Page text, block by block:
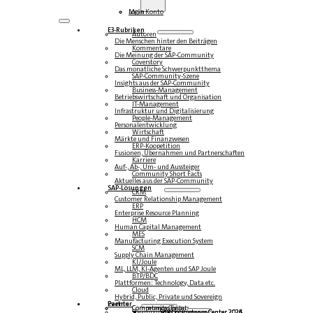
Login
Mein Konto
E3-RubrikenAutoren
Die Menschen hinter den Beiträgen
Kommentare
Die Meinung der SAP-Community
Coverstory
Das monatliche Schwerpunktthema
SAP-Community-Szene
Insights aus der SAP-Community
Business-Management
Betriebswirtschaft und Organisation
IT-Management
Infrastruktur und Digitalisierung
People-Management
Personalentwicklung
Wirtschaft
Märkte und Finanzwesen
ERP-Koopetition
Fusionen, Übernahmen und Partnerschaften
Karriere
Auf-, Ab-, Um- und Aussteiger
Community Short Facts
Aktuelles aus der SAP-Community
SAP-Lösungen
CRM
Customer Relationship Management
ERP
Enterprise Resource Planning
HCM
Human Capital Management
MES
Manufacturing Execution System
SCM
Supply Chain Management
KI/Joule
ML, LLM, KI-Agenten und SAP Joule
BTP/BDC
Plattformen: Technology, Data etc.
Cloud
Hybrid, Public, Private und Sovereign
Partner
Events Community-Events
Competence Center